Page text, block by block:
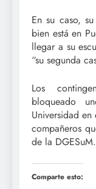
En su caso,
bien está en
llegar a su
“su segunda
Los
bloqueado
Universidad
compañeros
de la DGESuM.
Comparte esto: